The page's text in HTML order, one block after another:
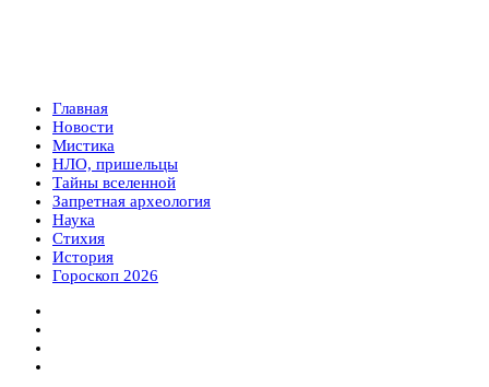
Главная
Новости
Мистика
НЛО, пришельцы
Тайны вселенной
Запретная археология
Наука
Стихия
История
Гороскоп 2026